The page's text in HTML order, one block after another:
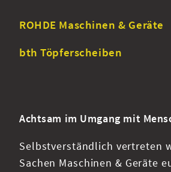
ROHDE Maschinen & Geräte
bth Töpferscheiben
Achtsam im Umgang mit
Selbstverständlich vertreten
Sachen Maschinen & Geräte